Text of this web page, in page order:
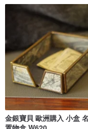
金銀寶貝 歐洲購入 小盒